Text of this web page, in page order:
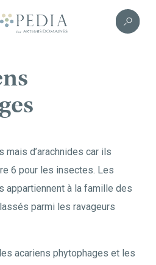
mais d’arachnides car ils
6 pour les insectes. Les
appartiennent à la famille des
parmi les ravageurs
acariens phytophages et les